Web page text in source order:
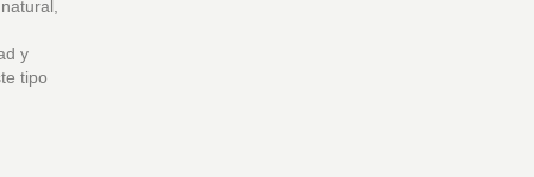
y
tipo